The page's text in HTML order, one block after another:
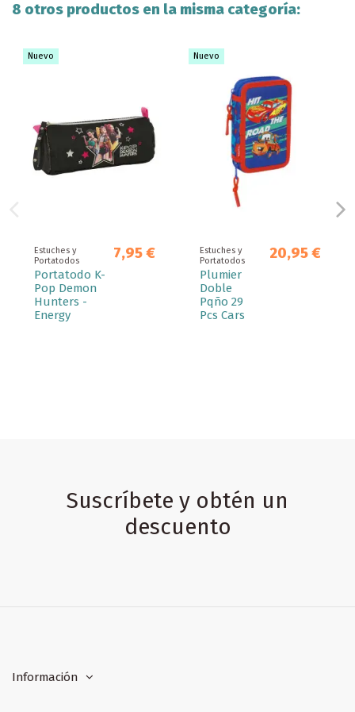
8 otros productos en la misma categoría:
Nuevo
Estuches y
Portatodos
Portatodo K-
Pop Demon
Hunters -
Energy
7,95 €
Nuevo
Estuches y
Portatodos
Plumier
Doble
Pqño 29
Pcs Cars
20,95 €
Suscríbete y obtén un
descuento
Información